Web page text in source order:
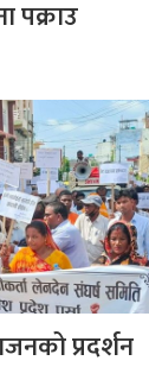
पक्राउ
प्रदर्शन